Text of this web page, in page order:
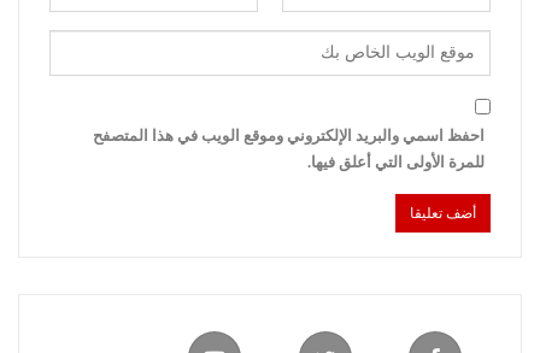
احفظ اسمي والبريد الإلكتروني وموقع الويب في هذا المتصفح
للمرة الأولى التي أعلق فيها.